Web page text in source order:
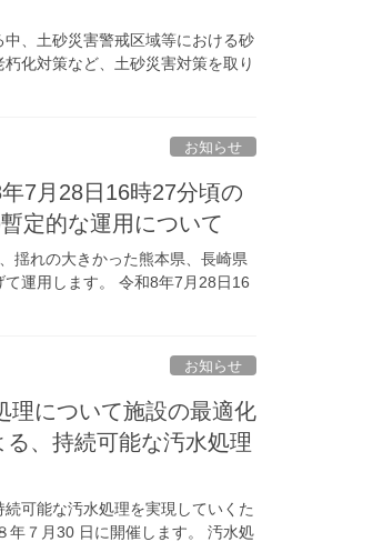
、土砂災害警戒区域等における砂
化対策など、土砂災害対策を取り
お知らせ
7月28日16時27分頃の
定的な運用について
揺れの大きかった熊本県、長崎県
運用します。 令和8年7月28日16
お知らせ
理について施設の最適化
、持続可能な汚水処理
可能な汚水処理を実現していくた
年７月30 日に開催します。 汚水処